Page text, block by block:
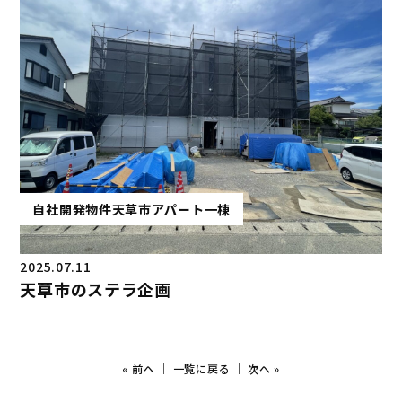
自社開発物件天草市アパート一棟
2025.07.11
天草市のステラ企画
« 前へ ｜ 一覧に戻る ｜次へ »